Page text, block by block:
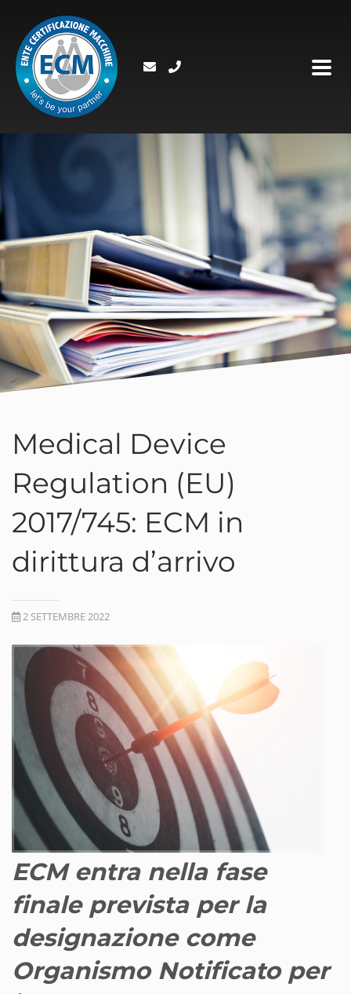
Medical Device
Regulation (EU)
2017/745: ECM in
dirittura d’arrivo
2 SETTEMBRE 2022
ECM entra nella fase
finale prevista per la
designazione come
Organismo Notificato per